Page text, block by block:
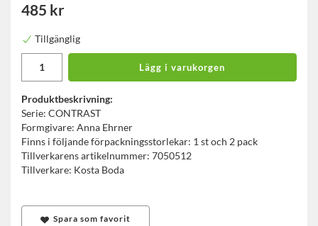
485 kr
Tillgänglig
Lägg i varukorgen
Produktbeskrivning:
Serie: CONTRAST
Formgivare: Anna Ehrner
Finns i följande förpackningsstorlekar: 1 st och 2 pack
Tillverkarens artikelnummer: 7050512
Tillverkare: Kosta Boda
Spara som favorit